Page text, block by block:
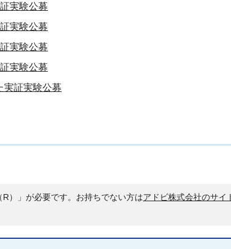
実験公募
実験公募
実験公募
実験公募
実証実験公募
）」が必要です。お持ちでない方はアドビ株式会社のサイ